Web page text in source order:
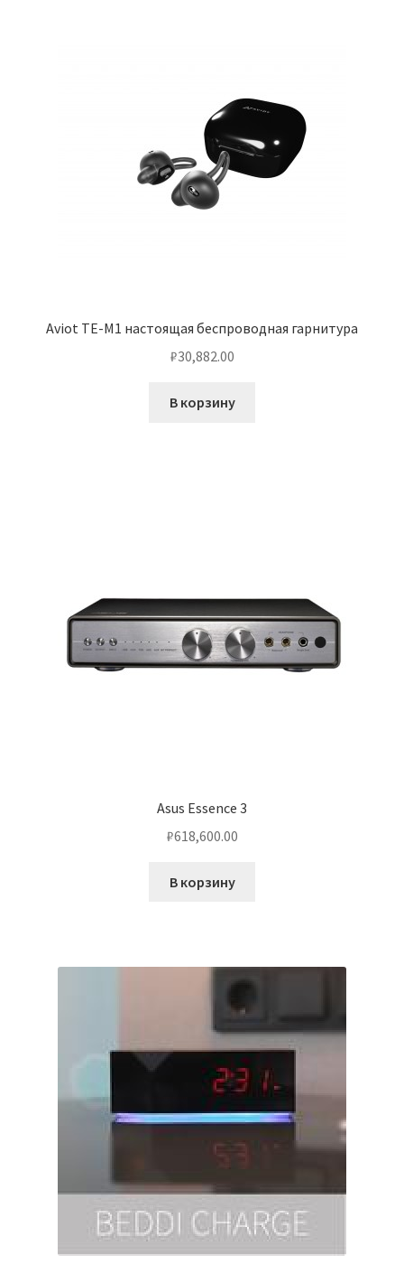
Aviot TE-M1 настоящая беспроводная гарнитура
₽30,882.00
В корзину
Asus Essence 3
₽618,600.00
В корзину